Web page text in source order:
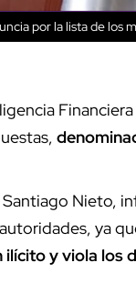
por la lista de los
Santiago Nieto,
ya
y viola los